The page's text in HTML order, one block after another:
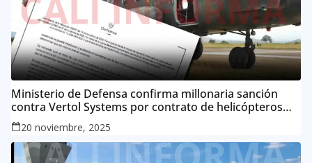
Ministerio de Defensa confirma millonaria sanción
contra Vertol Systems por contrato de helicópteros
MI-1720 noviembre, 2025